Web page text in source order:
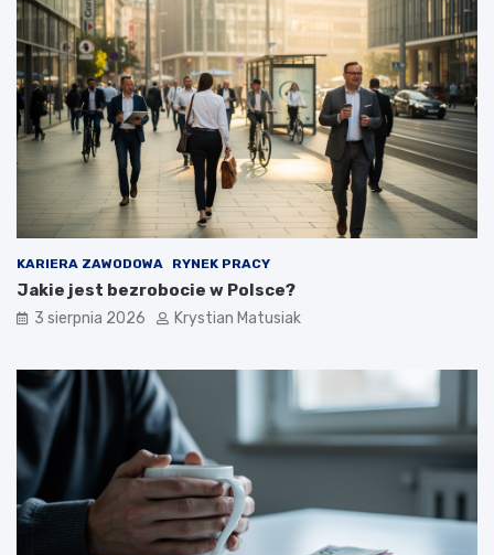
KARIERA ZAWODOWA RYNEK PRACY
Jakie jest bezrobocie w Polsce?
3 sierpnia 2026 Krystian Matusiak